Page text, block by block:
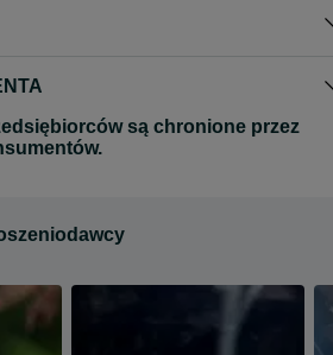
są chronione przez